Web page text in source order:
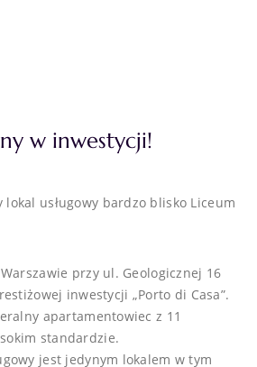
w inwestycji!
usługowy bardzo blisko Liceum
przy ul. Geologicznej 16
inwestycji „Porto di Casa”.
apartamentowiec z 11
standardzie.
jest jedynym lokalem w tym